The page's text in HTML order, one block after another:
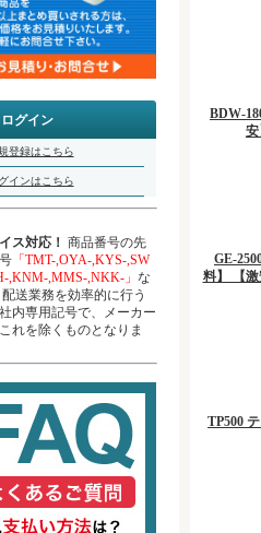
ログイン
登録はこちら
インはこちら
ス対応！ 商品番号の先
「TMT-,OYA-,KYS-,SW
,KNM-,MMS-,NKK-」 な
配送業務を効率的に行う
内専用記号で、メーカー
れを除くものとなりま
BDW-
GE-
料】 【
TP500